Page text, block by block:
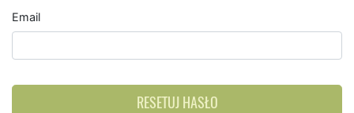
Email
RESETUJ HASŁO